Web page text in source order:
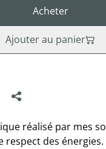
Acheter
Ajouter au panier
réalisé par mes
respect des énergies.